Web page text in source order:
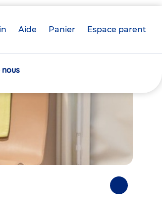
Aide Panier crèche(s)
Espace parent
Photos
suivantes